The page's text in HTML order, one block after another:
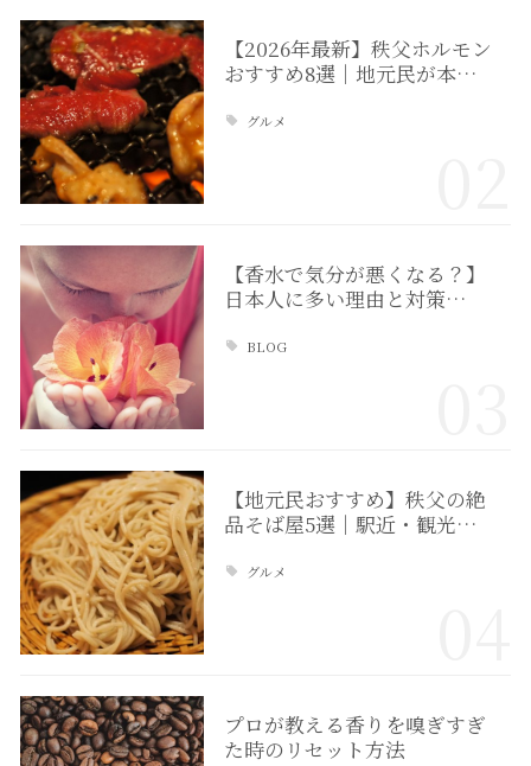
【2026年最新】秩父ホルモン
おすすめ8選｜地元民が本…
グルメ
【香水で気分が悪くなる？】
日本人に多い理由と対策…
BLOG
【地元民おすすめ】秩父の絶
品そば屋5選｜駅近・観光…
グルメ
プロが教える香りを嗅ぎすぎ
た時のリセット方法